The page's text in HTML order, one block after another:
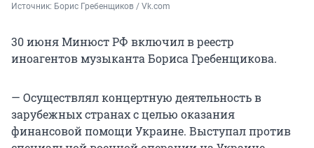
Источник: Борис Гребенщиков / Vk.com
30 июня Минюст РФ включил в реестр
иноагентов музыканта Бориса Гребенщикова.
— Осуществлял концертную деятельность в
зарубежных странах с целью оказания
финансовой помощи Украине. Выступал против